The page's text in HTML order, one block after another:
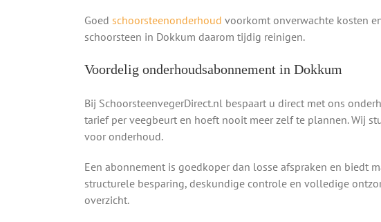
Goed schoorsteenonderhoud voorkomt onverwachte kosten
schoorsteen in Dokkum daarom tijdig reinigen.
Voordelig onderhoudsabonnement in Dokkum
Bij SchoorsteenvegerDirect.nl bespaart u direct met ons
tarief per veegbeurt en hoeft nooit meer zelf te plannen. Wij
voor onderhoud.
Een abonnement is goedkoper dan losse afspraken en biedt
structurele besparing, deskundige controle en volledige
overzicht.